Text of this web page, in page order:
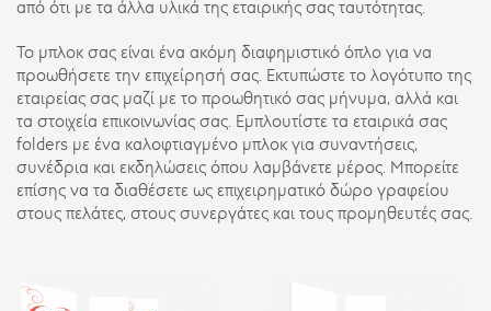
από ότι με τα άλλα υλικά της εταιρικής σας ταυτότητας.
Το μπλοκ σας είναι ένα ακόμη διαφημιστικό όπλο για να
προωθήσετε την επιχείρησή σας. Εκτυπώστε το λογότυπο της
εταιρείας σας μαζί με το προωθητικό σας μήνυμα, αλλά και
τα στοιχεία επικοινωνίας σας. Εμπλουτίστε τα εταιρικά σας
folders με ένα καλοφτιαγμένο μπλοκ για συναντήσεις,
συνέδρια και εκδηλώσεις όπου λαμβάνετε μέρος. Μπορείτε
επίσης να τα διαθέσετε ως επιχειρηματικό δώρο γραφείου
στους πελάτες, στους συνεργάτες και τους προμηθευτές σας.